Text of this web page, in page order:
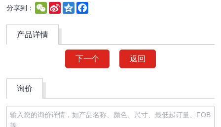
分享到： WeChat
Sina
Weibo
Qzone
产品详情
下一个 返回
询价